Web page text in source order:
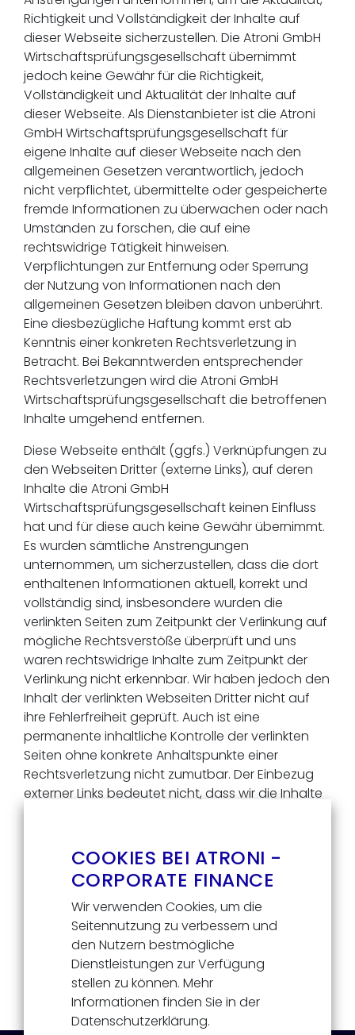
Richtigkeit und Vollständigkeit der Inhalte auf
dieser Webseite sicherzustellen. Die Atroni GmbH
Wirtschaftsprüfungsgesellschaft übernimmt
jedoch keine Gewähr für die Richtigkeit,
Vollständigkeit und Aktualität der Inhalte auf
dieser Webseite. Als Dienstanbieter ist die Atroni
GmbH Wirtschaftsprüfungsgesellschaft für
eigene Inhalte auf dieser Webseite nach den
allgemeinen Gesetzen verantwortlich, jedoch
nicht verpflichtet, übermittelte oder gespeicherte
fremde Informationen zu überwachen oder nach
Umständen zu forschen, die auf eine
rechtswidrige Tätigkeit hinweisen.
Verpflichtungen zur Entfernung oder Sperrung
der Nutzung von Informationen nach den
allgemeinen Gesetzen bleiben davon unberührt.
Eine diesbezügliche Haftung kommt erst ab
Kenntnis einer konkreten Rechtsverletzung in
Betracht. Bei Bekanntwerden entsprechender
Rechtsverletzungen wird die Atroni GmbH
Wirtschaftsprüfungsgesellschaft die betroffenen
Inhalte umgehend entfernen.
Diese Webseite enthält (ggfs.) Verknüpfungen zu
den Webseiten Dritter (externe Links), auf deren
Inhalte die Atroni GmbH
Wirtschaftsprüfungsgesellschaft keinen Einfluss
hat und für diese auch keine Gewähr übernimmt.
Es wurden sämtliche Anstrengungen
unternommen, um sicherzustellen, dass die dort
enthaltenen Informationen aktuell, korrekt und
vollständig sind, insbesondere wurden die
verlinkten Seiten zum Zeitpunkt der Verlinkung auf
mögliche Rechtsverstöße überprüft und uns
waren rechtswidrige Inhalte zum Zeitpunkt der
Verlinkung nicht erkennbar. Wir haben jedoch den
Inhalt der verlinkten Webseiten Dritter nicht auf
ihre Fehlerfreiheit geprüft. Auch ist eine
permanente inhaltliche Kontrolle der verlinkten
Seiten ohne konkrete Anhaltspunkte einer
Rechtsverletzung nicht zumutbar. Der Einbezug
externer Links bedeutet nicht, dass wir die Inhalte
der Nutzung dieser Links oder dem Verlass auf die
Fehlerfreiheit ihrer aktuellen und zukünftigen
Inhalte. Bei Bekanntwerden von
Rechtsverletzungen wird die Atroni GmbH
Wirtschaftsprüfungsgesellschaft derartige Links
umgehend entfernen. Wir übernehmen keine
Verantwortung für die Inhalte externer Webseiten,
die auf unsere Webseite verweisen oder verlinken.
COOKIES BEI ATRONI -
CORPORATE FINANCE
Wir verwenden Cookies, um die
Seitennutzung zu verbessern und
den Nutzern bestmögliche
Dienstleistungen zur Verfügung
stellen zu können. Mehr
Informationen finden Sie in der
Datenschutzerklärung.